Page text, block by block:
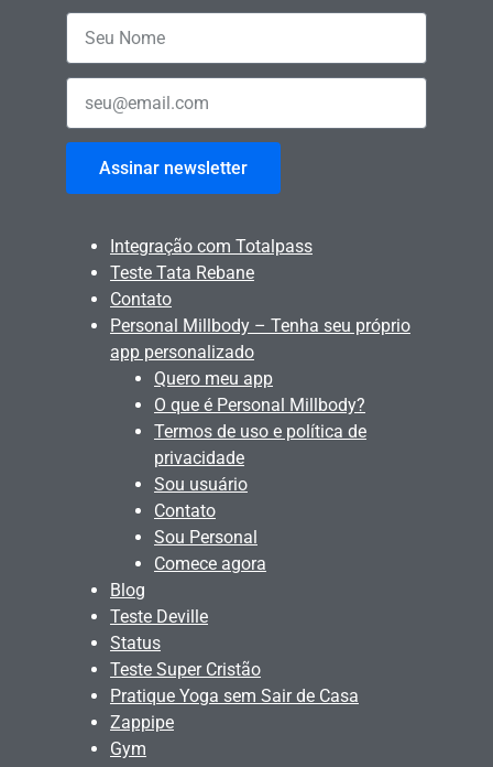
Assinar newsletter
Integração com Totalpass
Teste Tata Rebane
Contato
Personal Millbody – Tenha seu próprio
app personalizado
Quero meu app
O que é Personal Millbody?
Termos de uso e política de
privacidade
Sou usuário
Contato
Sou Personal
Comece agora
Blog
Teste Deville
Status
Teste Super Cristão
Pratique Yoga sem Sair de Casa
Zappipe
Gym